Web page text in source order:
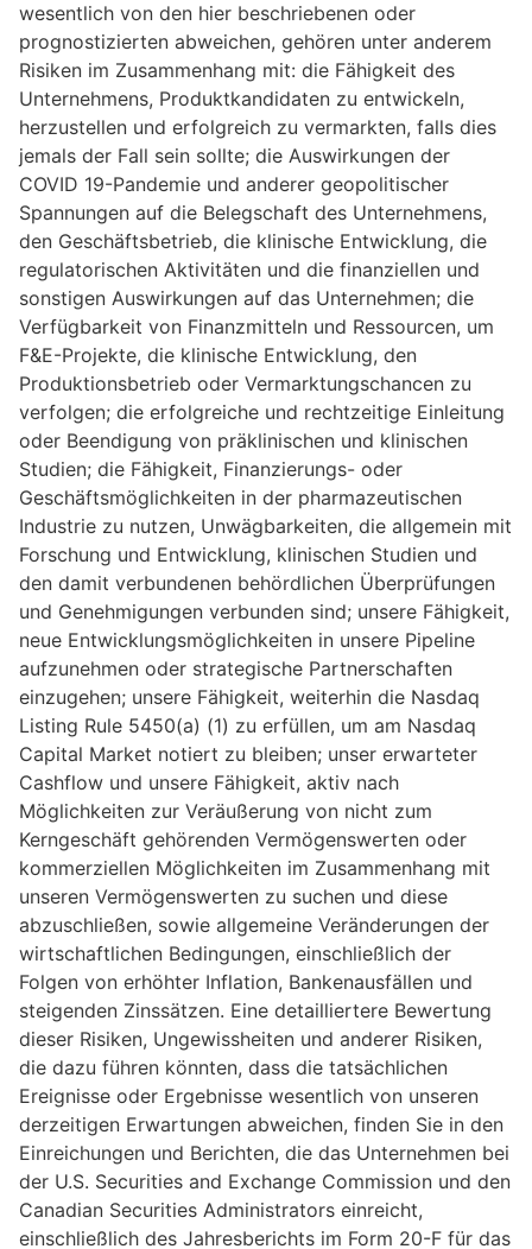
wesentlich von den hier beschriebenen oder
prognostizierten abweichen, gehören unter anderem
Risiken im Zusammenhang mit: die Fähigkeit des
Unternehmens, Produktkandidaten zu entwickeln,
herzustellen und erfolgreich zu vermarkten, falls dies
jemals der Fall sein sollte; die Auswirkungen der
COVID 19-Pandemie und anderer geopolitischer
Spannungen auf die Belegschaft des Unternehmens,
den Geschäftsbetrieb, die klinische Entwicklung, die
regulatorischen Aktivitäten und die finanziellen und
sonstigen Auswirkungen auf das Unternehmen; die
Verfügbarkeit von Finanzmitteln und Ressourcen, um
F&E-Projekte, die klinische Entwicklung, den
Produktionsbetrieb oder Vermarktungschancen zu
verfolgen; die erfolgreiche und rechtzeitige Einleitung
oder Beendigung von präklinischen und klinischen
Studien; die Fähigkeit, Finanzierungs- oder
Geschäftsmöglichkeiten in der pharmazeutischen
Industrie zu nutzen, Unwägbarkeiten, die allgemein mit
Forschung und Entwicklung, klinischen Studien und
den damit verbundenen behördlichen Überprüfungen
und Genehmigungen verbunden sind; unsere Fähigkeit,
neue Entwicklungsmöglichkeiten in unsere Pipeline
aufzunehmen oder strategische Partnerschaften
einzugehen; unsere Fähigkeit, weiterhin die Nasdaq
Listing Rule 5450(a) (1) zu erfüllen, um am Nasdaq
Capital Market notiert zu bleiben; unser erwarteter
Cashflow und unsere Fähigkeit, aktiv nach
Möglichkeiten zur Veräußerung von nicht zum
Kerngeschäft gehörenden Vermögenswerten oder
kommerziellen Möglichkeiten im Zusammenhang mit
unseren Vermögenswerten zu suchen und diese
abzuschließen, sowie allgemeine Veränderungen der
wirtschaftlichen Bedingungen, einschließlich der
Folgen von erhöhter Inflation, Bankenausfällen und
steigenden Zinssätzen. Eine detailliertere Bewertung
dieser Risiken, Ungewissheiten und anderer Risiken,
die dazu führen könnten, dass die tatsächlichen
Ereignisse oder Ergebnisse wesentlich von unseren
derzeitigen Erwartungen abweichen, finden Sie in den
Einreichungen und Berichten, die das Unternehmen bei
der U.S. Securities and Exchange Commission und den
Canadian Securities Administrators einreicht,
einschließlich des Jahresberichts im Form 20-F für das